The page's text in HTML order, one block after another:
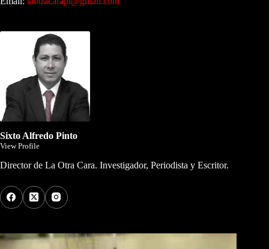
Sixto Alfredo Pinto
View Profile
Director de La Otra Cara. Investigador, Periodista y Escritor.